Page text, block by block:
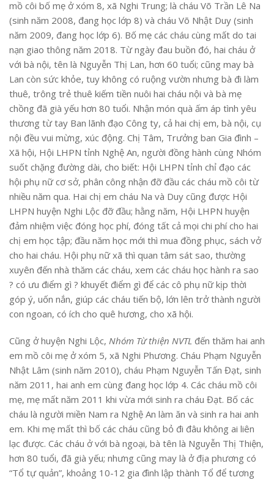
mồ côi bố mẹ ở xóm 8, xã Nghi Trung; là cháu Võ Trần Lê Na
(sinh năm 2008, đang học lớp 8) và cháu Võ Nhật Duy (sinh
năm 2009, đang học lớp 6). Bố mẹ các cháu cùng mất do tai
nạn giao thông năm 2018. Từ ngày đau buồn đó, hai cháu ở
với bà nội, tên là Nguyễn Thị Lan, hơn 60 tuổi; cũng may bà
Lan còn sức khỏe, tuy không có ruộng vườn nhưng bà đi làm
thuê, trông trẻ thuê kiếm tiền nuôi hai cháu nội và bà mẹ
chồng đã già yếu hơn 80 tuổi. Nhận món quà ấm áp tình yêu
thương từ tay Ban lãnh đạo Công ty, cả hai chị em, bà nội, cụ
nội đều vui mừng, xúc động. Chị Tâm, Trưởng ban Gia đình –
Xã hội, Hội LHPN tỉnh Nghệ An, người đồng hành cùng Nhóm
suốt chặng đường dài, cho biết: Hội LHPN tỉnh chỉ đạo các
hội phụ nữ cơ sở, phân công nhận đỡ đầu các cháu mồ côi từ
nhiều năm qua. Hai chị em cháu Na và Duy cũng được Hội
LHPN huyện Nghi Lộc đỡ đầu; hằng năm, Hội LHPN huyện
đảm nhiệm việc đóng học phí, đóng tất cả mọi chi phí cho hai
chị em học tập; đầu năm học mới thì mua đồng phục, sách vở
cho hai cháu. Hội phụ nữ xã thì quan tâm sát sao, thường
xuyên đến nhà thăm các cháu, xem các cháu học hành ra sao
? có ưu điểm gì ? khuyết điểm gì để các cô phụ nữ kịp thời
góp ý, uốn nắn, giúp các cháu tiến bộ, lớn lên trở thành người
con ngoan, có ích cho quê hương, cho xã hội.
Cũng ở huyện Nghi Lộc, Nhóm Từ thiện NVTL đến thăm hai anh
em mồ côi mẹ ở xóm 5, xã Nghi Phương. Cháu Phạm Nguyễn
Nhật Lâm (sinh năm 2010), cháu Phạm Nguyễn Tấn Đạt, sinh
năm 2011, hai anh em cùng đang học lớp 4. Các cháu mồ côi
mẹ, mẹ mất năm 2011 khi vừa mới sinh ra cháu Đạt. Bố các
cháu là người miền Nam ra Nghệ An làm ăn và sinh ra hai anh
em. Khi mẹ mất thì bố các cháu cũng bỏ đi đâu không ai liên
lạc được. Các cháu ở với bà ngoại, bà tên là Nguyễn Thị Thiện,
hơn 80 tuổi, đã già yếu; nhưng cũng may là ở địa phương có
“Tổ tự quản”, khoảng 10-12 gia đình lập thành Tổ để tương